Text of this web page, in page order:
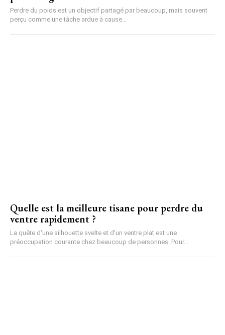
Perdre du poids est un objectif partagé par beaucoup, mais souvent
perçu comme une tâche ardue à cause...
Quelle est la meilleure tisane pour perdre du
ventre rapidement ?
La quête d'une silhouette svelte et d'un ventre plat est une
préoccupation courante chez beaucoup de personnes. Pour...